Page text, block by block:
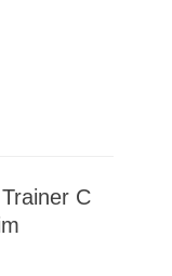
C